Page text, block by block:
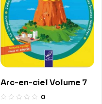
Arc-en-ciel Volume 7
0